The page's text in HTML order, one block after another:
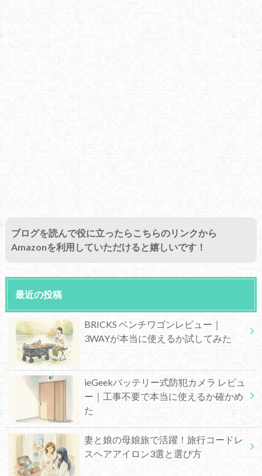
ブログを読んで役に立ったらこちらのリンクから
Amazonを利用していただけると嬉しいです！
最近の投稿
BRICKS ベンチワゴンレビュー｜
3WAYが本当に使えるか試してみた
ieGeekバッテリー式防犯カメラ レビュ
ー｜工事不要で本当に使えるか確かめ
た
妻と娘の母娘旅で活躍！旅行コードレ
スヘアアイロン3選と選び方